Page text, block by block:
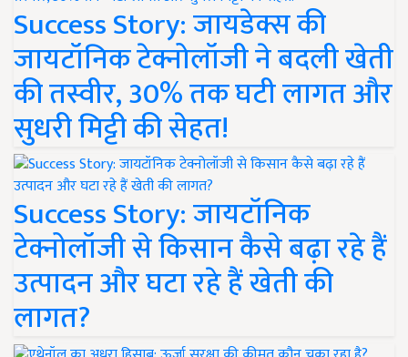
Success Story: जायडेक्स की
जायटॉनिक टेक्नोलॉजी ने बदली खेती
की तस्वीर, 30% तक घटी लागत और
सुधरी मिट्टी की सेहत!
Success Story: जायटॉनिक
टेक्नोलॉजी से किसान कैसे बढ़ा रहे हैं
उत्पादन और घटा रहे हैं खेती की
लागत?